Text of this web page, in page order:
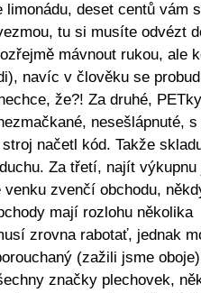
deset centů vám
tu si musíte odvézt
mávnout rukou, ale
navíc v člověku se
že?! Za druhé,
nesešlápnuté, s
načetl kód. Takže
Za třetí, najít výkupnu
zvenčí obchodu,
mají rozlohu několika
zrovna rabotať, jednak
(zažili jsme
značky plechovek,